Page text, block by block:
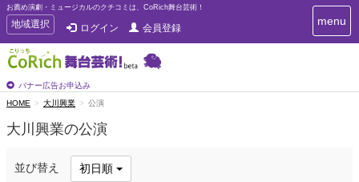
お薦め演劇・ミュージカルのクチコミは、CoRich舞台芸術！
T
o
g
g
e
n
v
a
地域選択 ログイン 会員登録
バナー広告お申込み
T
o
menu
HOME 大川興業 公演
大川興業の公演
並び替え 初日順